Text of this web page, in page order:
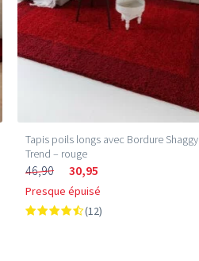
Tapis poils longs avec Bordure Shaggy
Trend – rouge
46,90 30,95
Presque épuisé
(12)